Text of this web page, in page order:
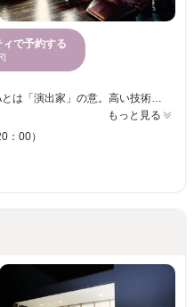
で予約する
伊勢崎に【NEW OPEN!!】 REGISTAとは「演出家」の意。高い技術・サービスはもちろんのこと、お客様お1人お1人との時間を大切にさしてくれます。 発色・モチの良いカラーを始め、毎日の手入れのしやすさを考えたパーマは、お客様に「似合う」を提供したいというREGISTAの想いから。ゆったり過ごせる店内で、素敵なスタイルを手に入れませんか？ 「自分にどんな髪型が合うんだろう・・・？」「自分のなりたいスタイルが見当たらない」と言う方もREGISTAにお任せあれ！経験豊富なスタッフが、どんなご要望にも答えてくれるので、気軽に相談できます♪ クイックスパは頭皮のクレンジングをメインにベーシックスパは頭皮のクレンジングとくすみを除去して若々しく♪リッチスパはベーシックリラクゼーションマッサージをプラスしていきます。 癒しの空間でぜひお試し下さい…。
もっと見る
：00）